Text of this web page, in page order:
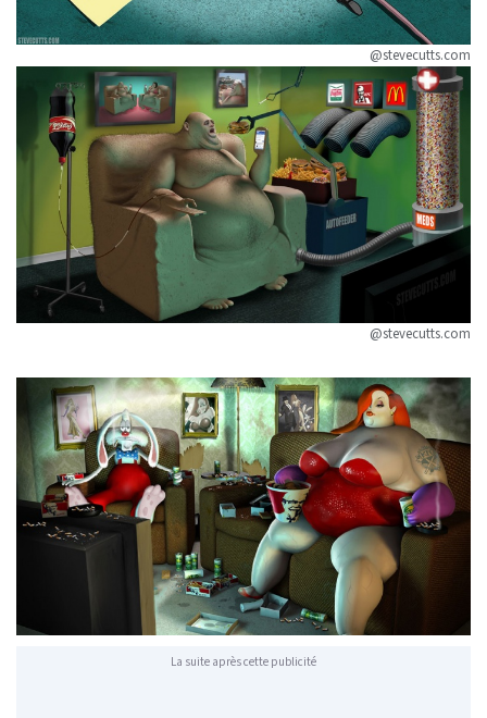
@stevecutts.com
@stevecutts.com
La suite après cette publicité